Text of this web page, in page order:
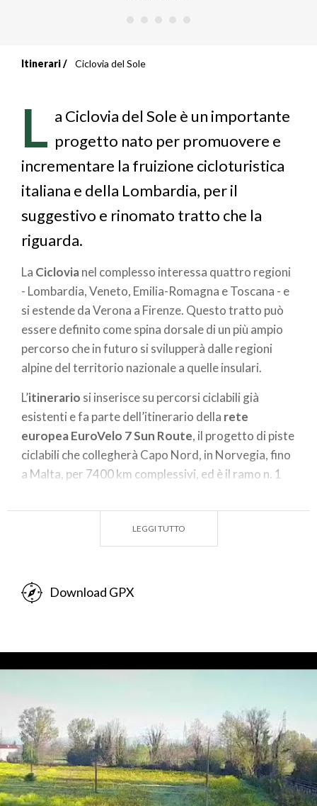
di
pane
Itinerari Ciclovia del Sole
L a Ciclovia del Sole è un importante
progetto nato per promuovere e
incrementare la fruizione cicloturistica
italiana e della Lombardia, per il
suggestivo e rinomato tratto che la
riguarda.
La Ciclovianel complesso interessa quattro regioni
- Lombardia, Veneto, Emilia-Romagna e Toscana - e
si estende da Verona a Firenze. Questo tratto può
essere definito come spina dorsale di un più ampio
percorso che in futuro si svilupperà dalle regioni
alpine del territorio nazionale a quelle insulari.
L’itinerario si inserisce su percorsi ciclabili già
esistenti e fa parte dell’itinerario della rete
europea EuroVelo 7 Sun Route, il progetto di piste
ciclabili che collegherà Capo Nord, in Norvegia, fino
a Malta, per 7400 km complessivi, ed è il ramo n. 1
connubio delle qualità dei luoghi attraversati,
dell’offerta storico-culturale e paesaggistica, si
attraversati.
Per quanto riguarda il tratto lombardo, questo
insiste in particolare sul territorio dellaprovincia di
Mantova, dal confine con il Veneto nel Comune di
Monzambano fino al confine con l’Emilia-Romagna
nel Comune di Moglia, per una lunghezza di circa 90
LEGGI TUTTO
Download GPX